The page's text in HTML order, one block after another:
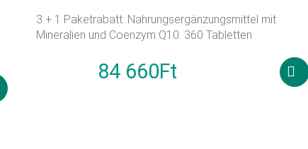
3 + 1 Paketrabatt. Nahrungsergänzungsmittel mit
Mineralien und Coenzym Q10. 360 Tabletten
84 660Ft